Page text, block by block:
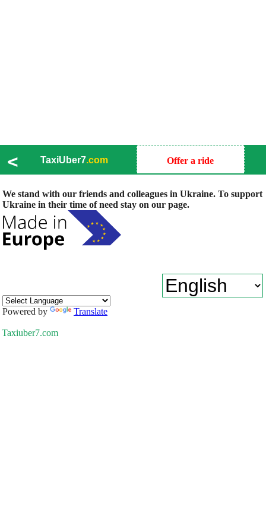
< TaxiUber7.com Offer a ride
We stand with our friends and colleagues in Ukraine. To support
Ukraine in their time of need stay on our page.
Powered by Translate
Taxiuber7.com